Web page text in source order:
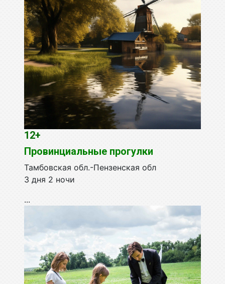
12+
Провинциальные прогулки
Тамбовская обл.-Пензенская обл
3 дня 2 ночи
...